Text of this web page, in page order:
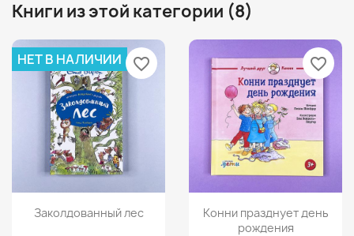
Книги из этой категории (8)
Просмотр
Заколдованный лес
НЕТ В НАЛИЧИИ favorite_border
Просмотр
Конни празднует день
рождения
favorite_border